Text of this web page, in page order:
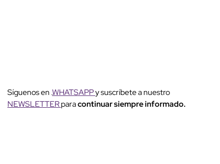
Síguenos en .WHATSAPPy suscríbete a nuestro
NEWSLETTERparacontinuar siempre informado.